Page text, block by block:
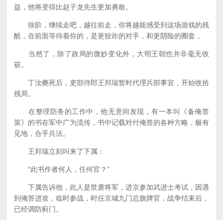
益，他将变得比赵子龙先生更加勇敢。
徐阶，继续走吧，越往前走，你将越能感受到这场游戏的残
酷，在前面等待着你的，是更狡诈的对手，和更阴险的圈套，
当然了，除了政局的微妙变化外，大明王朝也并非毫无收
获。
丁汝夔死后，吏部侍郎王邦瑞暂时代理兵部事宜，开始收拾
残局。
在整理防务的工作中，他无意间发现，有一本叫《备俺答
策》的书在军中广为流传，书中记载对付俺答的各种方略，极有
见地，合乎兵法。
王邦瑞立刻叫来了下属：
“此书作者何人，任何官？”
下属告诉他，此人是世袭将军，进京参加武进士考试，因遇
到俺答进攻，临时参战，时任京城九门总旗牌官，战争结束后，
已经调防蓟门。